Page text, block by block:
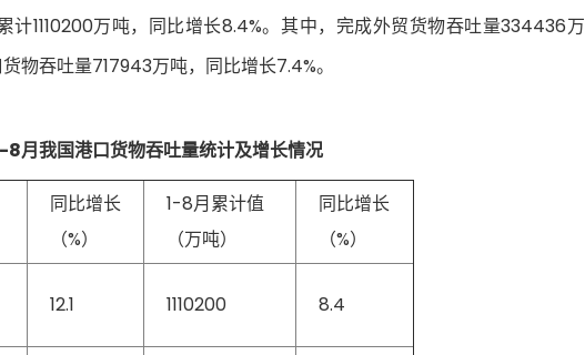
计1110200万吨，同比增长8.4%。其中，完成外贸货物吞吐量334436万
物吞吐量717943万吨，同比增长7.4%。
8月我国港口货物吞吐量统计及增长情况
同比增长
（%）
1-8月累计值
（万吨）
同比增长
（%）
12.1 1110200 8.4